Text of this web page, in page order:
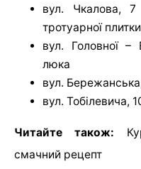
вул. Чкалова, 7
тротуарної
вул. Головної –
люка
вул.
вул. Тобілевича,
Читайте також:
смачний рецепт